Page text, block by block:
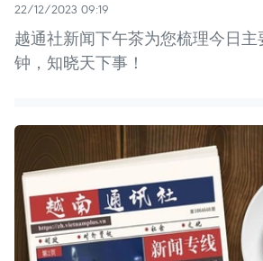
22/12/2023 09:19
越通社新闻下午茶为您梳理今日
钟，知晓天下事！